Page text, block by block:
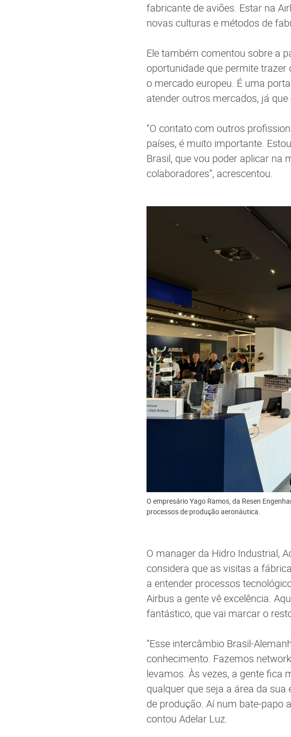
fabricante de aviões. Estar na
novas culturas e métodos de
Ele também comentou sobre a
oportunidade que permite
o mercado europeu. É uma
atender outros mercados, já
“O contato com outros
países, é muito importante.
Brasil, que vou poder aplicar na
colaboradores”, acrescentou.
O empresário Yago Ramos, da Resen
processos de produção aeronáutica.
O manager da Hidro Industrial,
considera que as visitas a
a entender processos
Airbus a gente vê excelência.
fantástico, que vai marcar o
“Esse intercâmbio Brasil-
conhecimento. Fazemos
levamos. Às vezes, a gente fica
qualquer que seja a área da
de produção. Aí num bate-papo
contou Adelar Luz.